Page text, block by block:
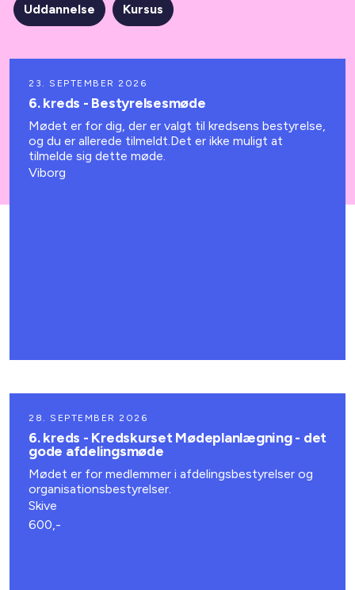
Uddannelse Kursus
23. SEPTEMBER 2026
6. kreds - Bestyrelsesmøde
Mødet er for dig, der er valgt til kredsens bestyrelse,
og du er allerede tilmeldt.Det er ikke muligt at
tilmelde sig dette møde.
Viborg
28. SEPTEMBER 2026
6. kreds - Kredskurset Mødeplanlægning - det
gode afdelingsmøde
Mødet er for medlemmer i afdelingsbestyrelser og
organisationsbestyrelser.
Skive
600,-